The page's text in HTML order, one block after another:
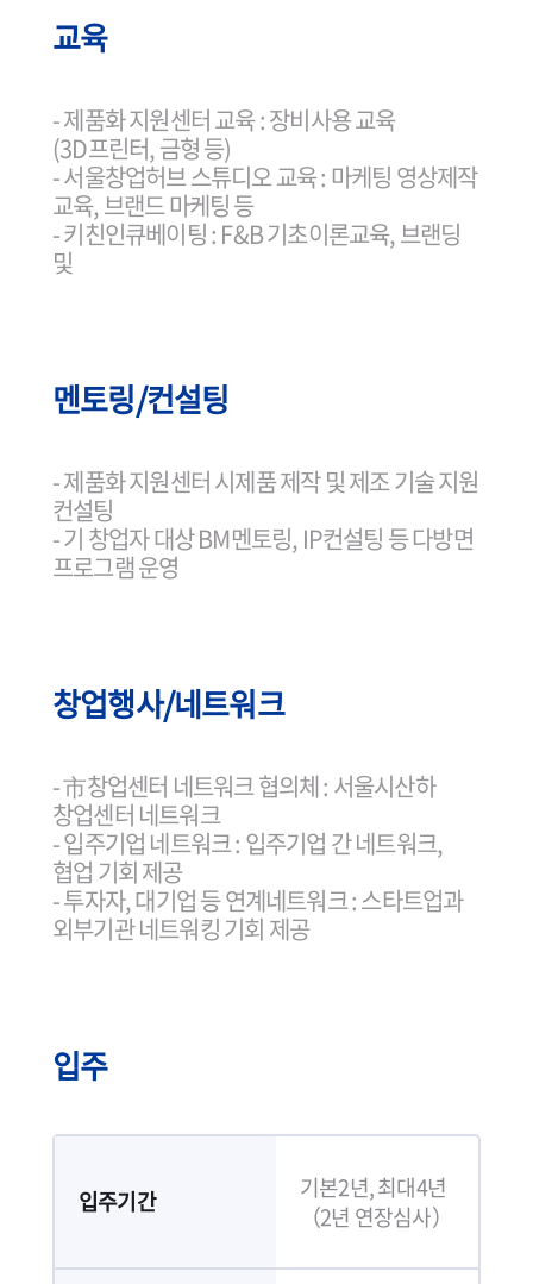
교육
- 제품화 지원센터 교육 : 장비사용 교육
(3D프린터, 금형 등)
- 서울창업허브 스튜디오 교육 : 마케팅 영상제작
교육, 브랜드 마케팅 등
- 키친인큐베이팅 : F&B 기초이론교육, 브랜딩
및
멘토링/컨설팅
- 제품화 지원센터 시제품 제작 및 제조 기술 지원
컨설팅
- 기 창업자 대상 BM멘토링, IP컨설팅 등 다방면
프로그램 운영
창업행사/네트워크
- 市창업센터 네트워크 협의체 : 서울시산하
창업센터 네트워크
- 입주기업 네트워크 : 입주기업 간 네트워크,
협업 기회 제공
- 투자자, 대기업 등 연계네트워크 : 스타트업과
외부기관 네트워킹 기회 제공
입주
입주기간
기본2년, 최대4년
（2년 연장심사）